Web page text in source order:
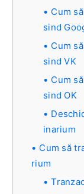
Cum
sind
Cum
sind VK
Cum
sind OK
inarium
Cum să
rium